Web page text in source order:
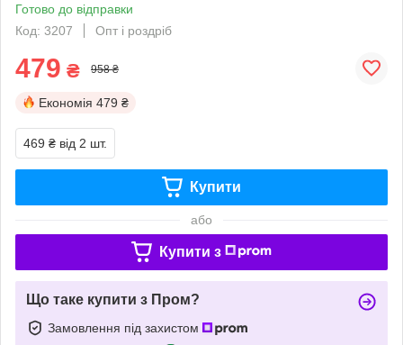
Готово до відправки
Код: 3207
Опт і роздріб
479 ₴ 958 ₴
Економія 479 ₴
469 ₴ від 2 шт.
Купити
або
Купити з
Що таке купити з Пром?
Замовлення під захистом